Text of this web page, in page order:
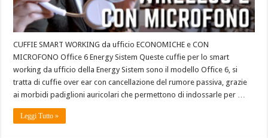
CUFFIE SMART WORKING da ufficio ECONOMICHE e CON
MICROFONO Office 6 Energy Sistem Queste cuffie per lo smart
working da ufficio della Energy Sistem sono il modello Office 6, si
tratta di cuffie over ear con cancellazione del rumore passiva, grazie
ai morbidi padiglioni auricolari che permettono di indossarle per …
Leggi Tutto »